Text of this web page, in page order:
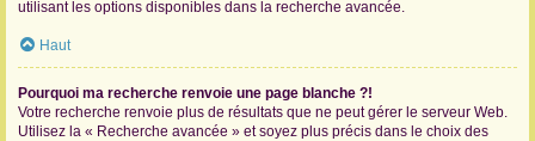
utilisant les options disponibles dans la recherche avancée.
Haut
Pourquoi ma recherche renvoie une page blanche ?!
Votre recherche renvoie plus de résultats que ne peut gérer le serveur Web.
Utilisez la « Recherche avancée » et soyez plus précis dans le choix des